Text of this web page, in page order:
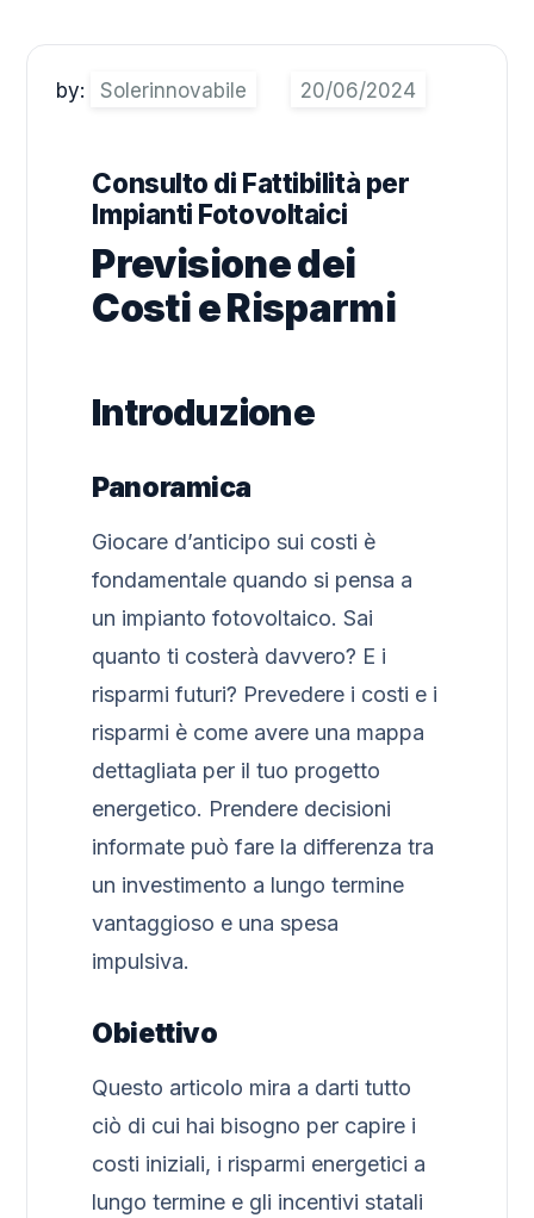
by: Solerinnovabile
Consulto di Fattibilità per
Impianti Fotovoltaici
Previsione dei
Costi e Risparmi
Introduzione
Panoramica
Giocare d’anticipo sui costi è
fondamentale quando si pensa a
un impianto fotovoltaico. Sai
quanto ti costerà davvero? E i
risparmi futuri? Prevedere i costi e i
risparmi è come avere una mappa
dettagliata per il tuo progetto
energetico. Prendere decisioni
informate può fare la differenza tra
un investimento a lungo termine
vantaggioso e una spesa
impulsiva.
Obiettivo
Questo articolo mira a darti tutto
ciò di cui hai bisogno per capire i
costi iniziali, i risparmi energetici a
lungo termine e gli incentivi statali